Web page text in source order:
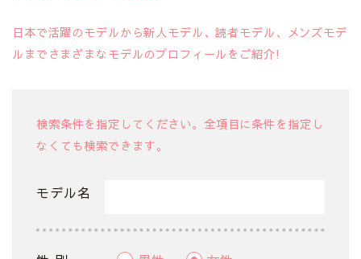
日本で活躍のモデルから新人モデル、読者モデル、メンズモデ
ルまでさまざまなモデルのプロフィールをご紹介!
検索条件を指定してください。全項目に条件を指定し
なくても検索できます。
モデル名